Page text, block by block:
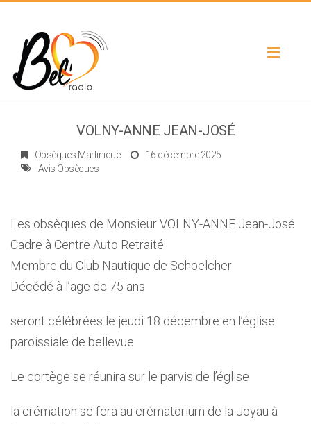
Toggle
VOLNY-ANNE JEAN-JOSÉ
Obsèques Martinique
16 décembre 2025
Avis Obsèques
Les obsèques de Monsieur VOLNY-ANNE Jean-José
Cadre à Centre Auto Retraité
Membre du Club Nautique de Schoelcher
Décédé à l’age de 75 ans
seront célébrées le jeudi 18 décembre en l’église
paroissiale de bellevue
Le cortège se réunira sur le parvis de l’église
la crémation se fera au crématorium de la Joyau à